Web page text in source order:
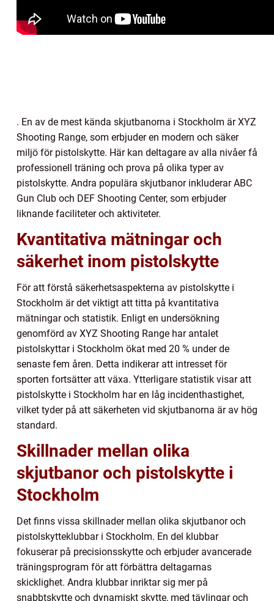
. En av de mest kända skjutbanorna i Stockholm är XYZ
Shooting Range, som erbjuder en modern och säker
miljö för pistolskytte. Här kan deltagare av alla nivåer få
professionell träning och prova på olika typer av
pistolskytte. Andra populära skjutbanor inkluderar ABC
Gun Club och DEF Shooting Center, som erbjuder
liknande faciliteter och aktiviteter.
Kvantitativa mätningar och
säkerhet inom pistolskytte
För att förstå säkerhetsaspekterna av pistolskytte i
Stockholm är det viktigt att titta på kvantitativa
mätningar och statistik. Enligt en undersökning
genomförd av XYZ Shooting Range har antalet
pistolskyttar i Stockholm ökat med 20 % under de
senaste fem åren. Detta indikerar att intresset för
sporten fortsätter att växa. Ytterligare statistik visar att
pistolskytte i Stockholm har en låg incidenthastighet,
vilket tyder på att säkerheten vid skjutbanorna är av hög
standard.
Skillnader mellan olika
skjutbanor och pistolskytte i
Stockholm
Det finns vissa skillnader mellan olika skjutbanor och
pistolskytteklubbar i Stockholm. En del klubbar
fokuserar på precisionsskytte och erbjuder avancerade
träningsprogram för att förbättra deltagarnas
skicklighet. Andra klubbar inriktar sig mer på
snabbtskytte och dynamiskt skytte, med tävlingar och